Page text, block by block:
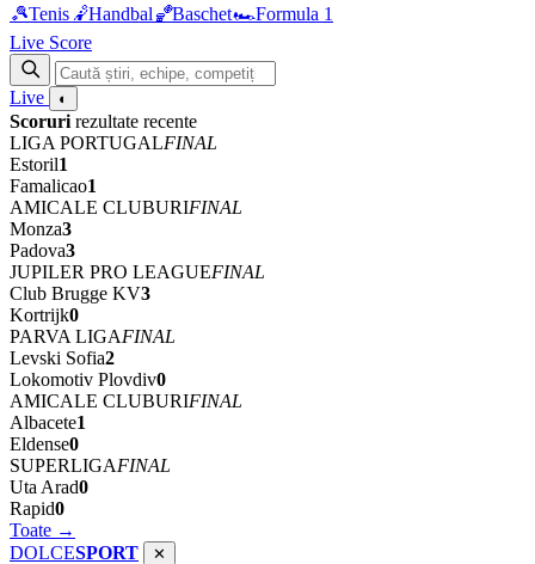
🎾Tenis 🤾Handbal🏀Baschet🏎Formula 1
Live Score
Live ◐
Scoruri rezultate recente
LIGA PORTUGALFINAL
Estoril1
Famalicao1
AMICALE CLUBURIFINAL
Monza3
Padova3
JUPILER PRO LEAGUEFINAL
Club Brugge KV3
Kortrijk0
PARVA LIGAFINAL
Levski Sofia2
Lokomotiv Plovdiv0
AMICALE CLUBURIFINAL
Albacete1
Eldense0
SUPERLIGAFINAL
Uta Arad0
Rapid0
Toate →
DOLCESPORT ✕